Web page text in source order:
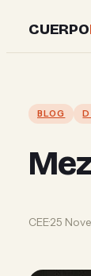
content
CUERPO
BLOG
CEE·25